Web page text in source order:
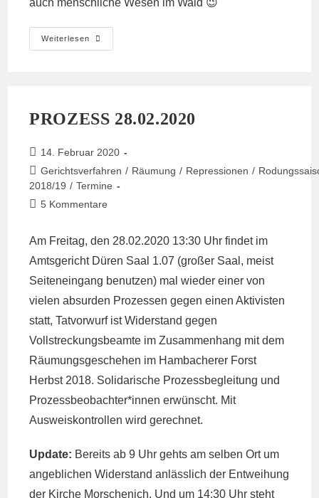
auch menschliche Wesen im Wald 😉
Weiterlesen
Tesla-
Wald
Waldpirat*Innen
PROZESS 28.02.2020
Beitrag
veröffentlicht:
14. Februar 2020
Beitrags-
Kategorie:
Gerichtsverfahren / Räumung / Repressionen /
2018/19 / Termine
Beitrags-
5 Kommentare
Am Freitag, den 28.02.2020 13:30 Uhr findet im
Amtsgericht Düren Saal 1.07 (großer Saal, meist
Seiteneingang benutzen) mal wieder einer von
vielen absurden Prozessen gegen einen Aktivisten
statt, Tatvorwurf ist Widerstand gegen
Vollstreckungsbeamte im Zusammenhang mit dem
Räumungsgeschehen im Hambacherer Forst
Herbst 2018. Solidarische Prozessbegleitung und
Prozessbeobachter*innen erwünscht. Mit
Ausweiskontrollen wird gerechnet.
Update: Bereits ab 9 Uhr gehts am selben Ort um
angeblichen Widerstand anlässlich der Entweihung
der Kirche Morschenich. Und um 14:30 Uhr steht